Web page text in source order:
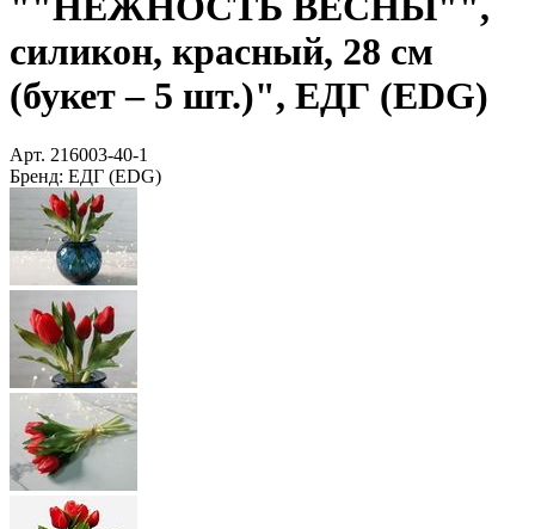
силикон, красный, 28 см
(букет – 5 шт.)", ЕДГ (EDG)
Арт. 216003-40-1
Бренд: ЕДГ (EDG)